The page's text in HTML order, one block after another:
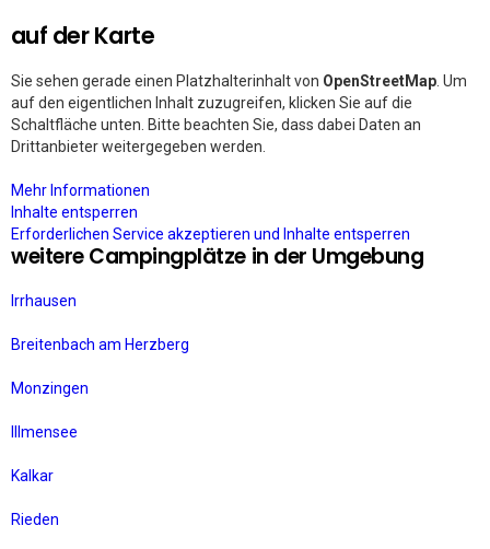
auf der Karte
Sie sehen gerade einen Platzhalterinhalt von OpenStreetMap . Um
auf den eigentlichen Inhalt zuzugreifen, klicken Sie auf die
Schaltfläche unten. Bitte beachten Sie, dass dabei Daten an
Drittanbieter weitergegeben werden.
Mehr Informationen
Inhalte entsperren
Erforderlichen Service akzeptieren und Inhalte entsperren
weitere Campingplätze in der Umgebung
Irrhausen
Breitenbach am Herzberg
Monzingen
Illmensee
Kalkar
Rieden